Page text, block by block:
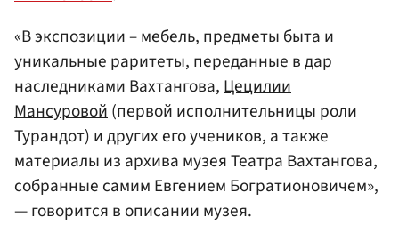
«В экспозиции – мебель, предметы быта и
уникальные раритеты, переданные в дар
наследниками Вахтангова,Цецилии
Мансуровой(первой исполнительницы роли
Турандот) и других его учеников, а также
материалы из архива музея Театра Вахтангова,
собранные самим Евгением Богратионовичем»,
— говорится в описании музея.